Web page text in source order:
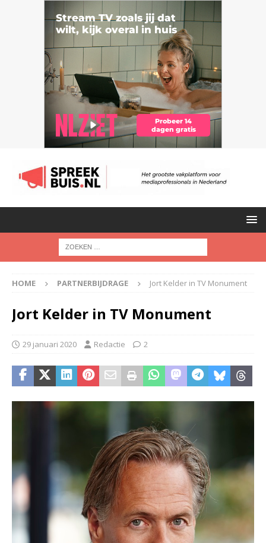
HOME PARTNERBIJDRAGE Jort Kelder in TV Monument
Jort Kelder in TV Monument
29 januari 2020 Redactie 2